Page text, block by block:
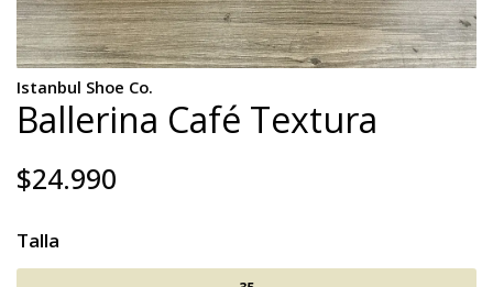
Istanbul Shoe Co.
Ballerina Café Textura
$24.990
Talla